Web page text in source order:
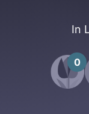
In
0